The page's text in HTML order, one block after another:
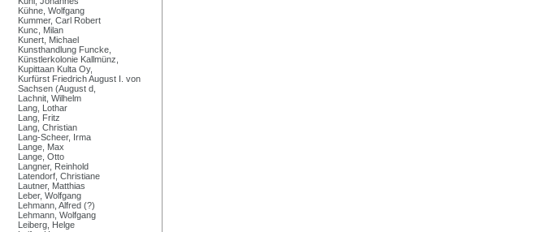
Kühne, Wolfgang
Kummer, Carl Robert
Kunc, Milan
Kunert, Michael
Kunsthandlung Funcke,
Künstlerkolonie Kallmünz,
Kupittaan Kulta Oy,
Kurfürst Friedrich August I. von
Sachsen (August d,
Lachnit, Wilhelm
Lang, Lothar
Lang, Fritz
Lang, Christian
Lang-Scheer, Irma
Lange, Max
Lange, Otto
Langner, Reinhold
Latendorf, Christiane
Lautner, Matthias
Leber, Wolfgang
Lehmann, Alfred (?)
Lehmann, Wolfgang
Leiberg, Helge